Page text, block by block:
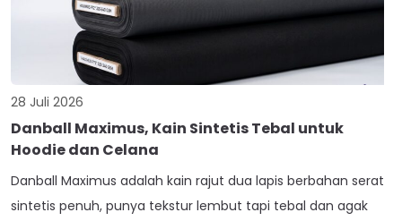
28 Juli 2026
Danball Maximus, Kain Sintetis Tebal untuk
Hoodie dan Celana
Danball Maximus adalah kain rajut dua lapis berbahan serat
sintetis penuh, punya tekstur lembut tapi tebal dan agak